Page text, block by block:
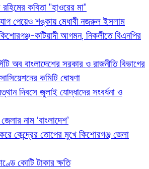
কবিতা "হাওরের মা"
পেয়েও শঙ্কায় মেধাবী নজরুল ইসলাম
কটিয়াদী আগমন, নিকলীতে বিএনপির
অব বাংলাদেশের সরকার ও রাজনীতি বিভাগের
কমিটি ঘোষণা
দিবসে জুলাই যোদ্ধাদের সংবর্ধনা ও
নাম ‘বাংলাদেশ’
কেন্দ্রের তোপের মুখে কিশোরগঞ্জ জেলা
কোটি টাকার ক্ষতি